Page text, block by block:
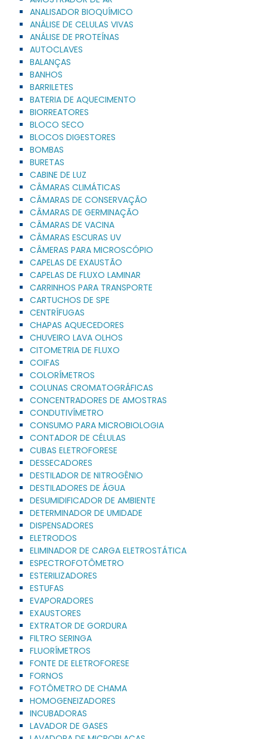
ANALISADOR BIOQUÍMICO
ANÁLISE DE CELULAS VIVAS
ANÁLISE DE PROTEÍNAS
AUTOCLAVES
BALANÇAS
BANHOS
BARRILETES
BATERIA DE AQUECIMENTO
BIORREATORES
BLOCO SECO
BLOCOS DIGESTORES
BOMBAS
BURETAS
CABINE DE LUZ
CÂMARAS CLIMÁTICAS
CÂMARAS DE CONSERVAÇÃO
CÂMARAS DE GERMINAÇÃO
CÂMARAS DE VACINA
CÂMARAS ESCURAS UV
CÂMERAS PARA MICROSCÓPIO
CAPELAS DE EXAUSTÃO
CAPELAS DE FLUXO LAMINAR
CARRINHOS PARA TRANSPORTE
CARTUCHOS DE SPE
CENTRÍFUGAS
CHAPAS AQUECEDORES
CHUVEIRO LAVA OLHOS
CITOMETRIA DE FLUXO
COIFAS
COLORÍMETROS
COLUNAS CROMATOGRÁFICAS
CONCENTRADORES DE AMOSTRAS
CONDUTIVÍMETRO
CONSUMO PARA MICROBIOLOGIA
CONTADOR DE CÉLULAS
CUBAS ELETROFORESE
DESSECADORES
DESTILADOR DE NITROGÊNIO
DESTILADORES DE ÁGUA
DESUMIDIFICADOR DE AMBIENTE
DETERMINADOR DE UMIDADE
DISPENSADORES
ELETRODOS
ELIMINADOR DE CARGA ELETROSTÁTICA
ESPECTROFOTÔMETRO
ESTERILIZADORES
ESTUFAS
EVAPORADORES
EXAUSTORES
EXTRATOR DE GORDURA
FILTRO SERINGA
FLUORÍMETROS
FONTE DE ELETROFORESE
FORNOS
FOTÔMETRO DE CHAMA
HOMOGENEIZADORES
INCUBADORAS
LAVADOR DE GASES